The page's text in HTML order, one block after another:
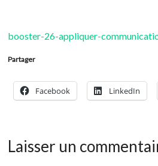
booster-26-appliquer-
Partager
Facebook LinkedIn
Laisser un